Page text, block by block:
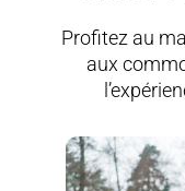
Profitez au
aux